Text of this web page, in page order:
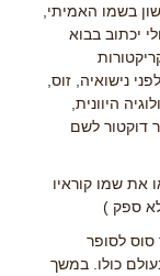
בשמו האמיתי,
יכתוב בבוא
נישואיה, זוס,
היוונית,
דוקטור לשם
את שמו קוראיו
ספק )
לסופר
כולו. במשך